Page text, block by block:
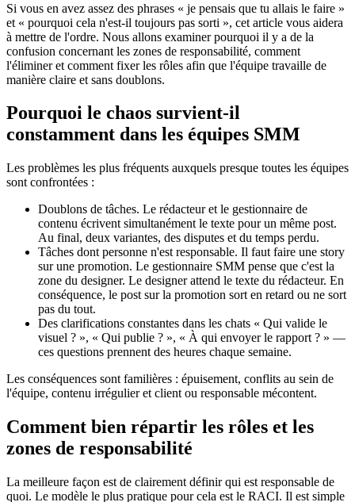
Si vous en avez assez des phrases « je pensais que tu allais le faire »
et « pourquoi cela n'est-il toujours pas sorti », cet article vous aidera
à mettre de l'ordre. Nous allons examiner pourquoi il y a de la
confusion concernant les zones de responsabilité, comment
l'éliminer et comment fixer les rôles afin que l'équipe travaille de
manière claire et sans doublons.
Pourquoi le chaos survient-il
constamment dans les équipes SMM
Les problèmes les plus fréquents auxquels presque toutes les équipes
sont confrontées :
Doublons de tâches. Le rédacteur et le gestionnaire de
contenu écrivent simultanément le texte pour un même post.
Au final, deux variantes, des disputes et du temps perdu.
Tâches dont personne n'est responsable. Il faut faire une story
sur une promotion. Le gestionnaire SMM pense que c'est la
zone du designer. Le designer attend le texte du rédacteur. En
conséquence, le post sur la promotion sort en retard ou ne sort
pas du tout.
Des clarifications constantes dans les chats « Qui valide le
visuel ? », « Qui publie ? », « À qui envoyer le rapport ? » —
ces questions prennent des heures chaque semaine.
Les conséquences sont familières : épuisement, conflits au sein de
l'équipe, contenu irrégulier et client ou responsable mécontent.
Comment bien répartir les rôles et les
zones de responsabilité
La meilleure façon est de clairement définir qui est responsable de
quoi. Le modèle le plus pratique pour cela est le RACI. Il est simple